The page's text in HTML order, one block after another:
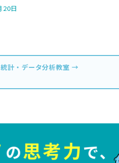
20日
統計・データ分析教室 →